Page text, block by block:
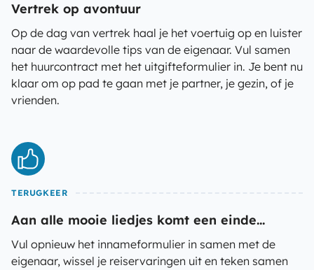
Vertrek op avontuur
Op de dag van vertrek haal je het voertuig op en luister
naar de waardevolle tips van de eigenaar. Vul samen
het huurcontract met het uitgifteformulier in. Je bent nu
klaar om op pad te gaan met je partner, je gezin, of je
vrienden.
TERUGKEER
Aan alle mooie liedjes komt een einde...
Vul opnieuw het innameformulier in samen met de
eigenaar, wissel je reiservaringen uit en teken samen